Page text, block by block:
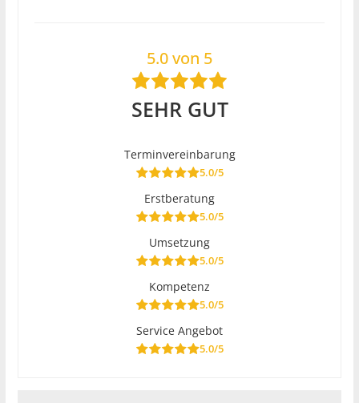
5.0 von 5
SEHR GUT
Terminvereinbarung
5.0/5
Erstberatung
5.0/5
Umsetzung
5.0/5
Kompetenz
5.0/5
Service Angebot
5.0/5